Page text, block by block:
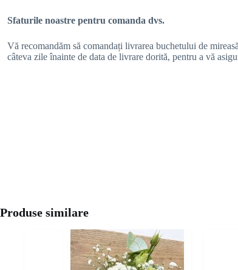
Sfaturile noastre pentru comanda dvs.
Vă recomandăm să comandați livrarea buchetului de
câteva zile înainte de data de livrare dorită, pentru a vă
Produse similare